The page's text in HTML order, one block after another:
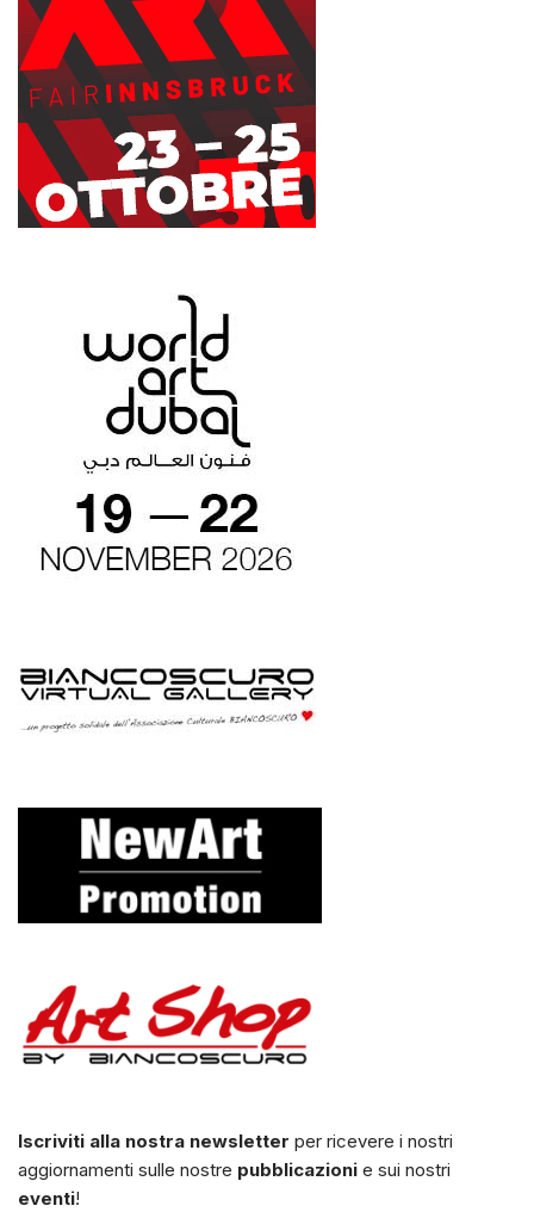
Iscriviti alla nostra newsletter per ricevere i nostri
aggiornamenti sulle nostre pubblicazioni e sui nostri
eventi!